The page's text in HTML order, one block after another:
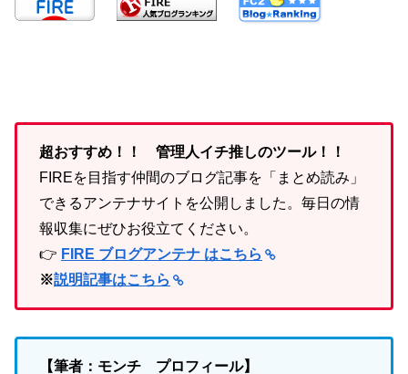
超おすすめ！！ 管理人イチ推しのツール！！
FIREを目指す仲間のブログ記事を「まとめ読み」
できるアンテナサイトを公開しました。毎日の情
報収集にぜひお役立てください。
👉 FIRE ブログアンテナ はこちら
※説明記事はこちら
【筆者：モンチ プロフィール】